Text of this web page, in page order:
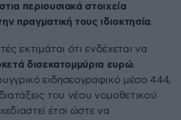
περιουσιακά στοιχεία
πραγματική τους ιδιοκτησία.
εκτιμάται ότι ενδέχεται να
δισεκατομμύρια ευρώ.
ειδησεογραφικό μέσο 444,
του νέου νομοθετικού
έτσι ώστε να